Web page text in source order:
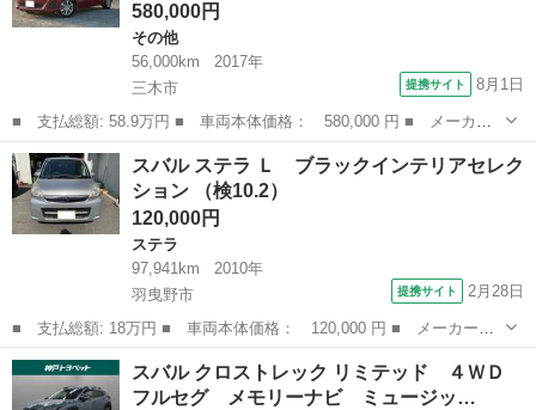
580,000円
その他
56,000km
2017年
三木市
提携サイト 8月1日
■ 支払総額: 58.9万円 ■ 車両本体価格： 580,000 円 ■ メーカー
名： スバル ■ 車種名： ジャスティ ■ グレード名： Ｇ スマ
ートアシスト ■ 排気量： 1000cc ■ ドア枚数： 5D ■ ミッシ...
兵庫 三木市
スバル ステラ Ｌ ブラックインテリアセレク
ション （検10.2）
120,000円
ステラ
97,941km
2010年
羽曳野市
提携サイト 2月28日
■ 支払総額: 18万円 ■ 車両本体価格： 120,000 円 ■ メーカー
名： スバル ■ 車種名： ステラ ■ グレード名： Ｌ ブラック
インテリアセレクション ■ 排気量： 660cc ■ ドア枚数： 5D ■
ミ...
大阪 羽曳野市 ステラ
スバル クロストレック リミテッド ４ＷＤ
フルセグ メモリーナビ ミュージッ…